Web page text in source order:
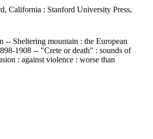
California : Stanford University Press,
-- Sheltering mountain : the European
1908 -- "Crete or death" : sounds of
: against violence : worse than